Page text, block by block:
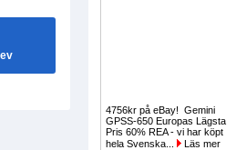
4756kr på eBay! Gemini
GPSS-650 Europas Lägsta
Pris 60% REA - vi har köpt
hela Svenska...
Läs mer